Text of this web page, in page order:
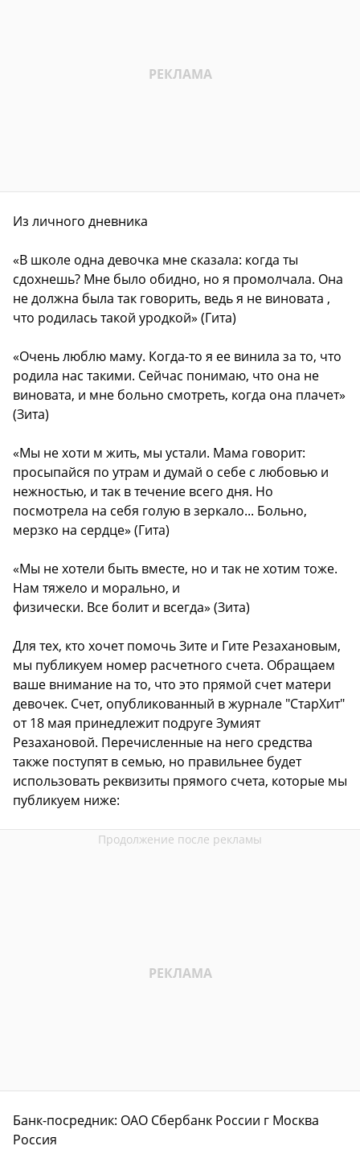
Из личного дневника
«В школе одна девочка мне сказала: когда ты
сдохнешь? Мне было обидно, но я промолчала. Она
не должна была так говорить, ведь я не виновата ,
что родилась такой уродкой» (Гита)
«Очень люблю маму. Когда-то я ее винила за то, что
родила нас такими. Сейчас понимаю, что она не
виновата, и мне больно смотреть, когда она плачет»
(Зита)
«Мы не хоти м жить, мы устали. Мама говорит:
просыпайся по утрам и думай о себе с любовью и
нежностью, и так в течение всего дня. Но
посмотрела на себя голую в зеркало... Больно,
мерзко на сердце» (Гита)
«Мы не хотели быть вместе, но и так не хотим тоже.
Нам тяжело и морально, и
физически. Все болит и всегда» (Зита)
Для тех, кто хочет помочь Зите и Гите Резахановым,
мы публикуем номер расчетного счета. Обращаем
ваше внимание на то, что это прямой счет матери
девочек. Счет, опубликованный в журнале "СтарХит"
от 18 мая принедлежит подруге Зумият
Резахановой. Перечисленные на него средства
также поступят в семью, но правильнее будет
использовать реквизиты прямого счета, которые мы
публикуем ниже:
Банк-посредник: ОАО Сбербанк России г Москва
Россия